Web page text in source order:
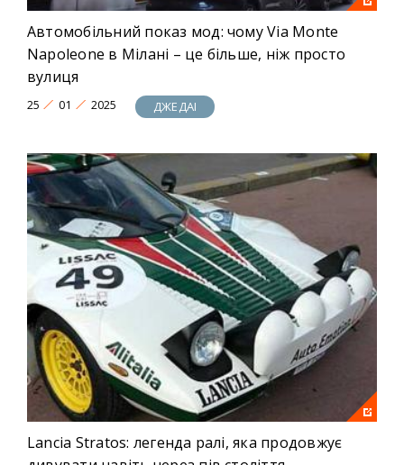
Автомобільний показ мод: чому Via Monte
Napoleone в Мілані – це більше, ніж просто
вулиця
25 01 2025 ДЖЕДАІ
Lancia Stratos: легенда ралі, яка продовжує